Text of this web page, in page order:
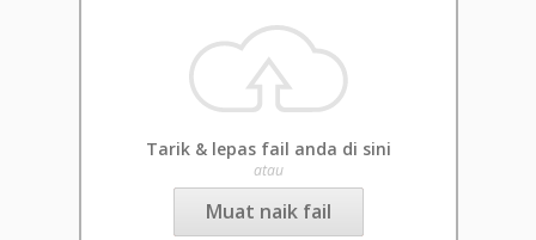
Tarik & lepas fail anda di sini
atau
Muat naik fail